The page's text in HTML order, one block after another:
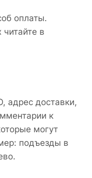
оплаты.
в
адрес доставки,
к
могут
подъезды в